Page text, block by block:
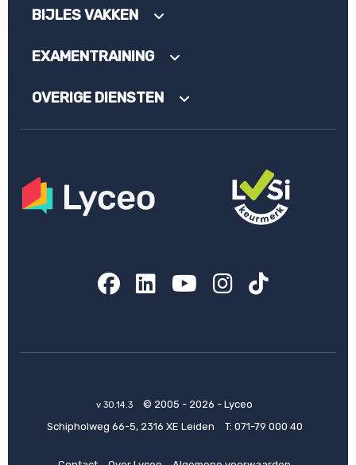
BIJLES VAKKEN
EXAMENTRAINING
OVERIGE DIENSTEN
Facebook
LinkedIn
YouTube
Instagram
TikTok
v 30.14.3
© 2005 - 2026 - Lyceo
Schipholweg 66-5, 2316 XE Leiden
T: 071-79 000 40